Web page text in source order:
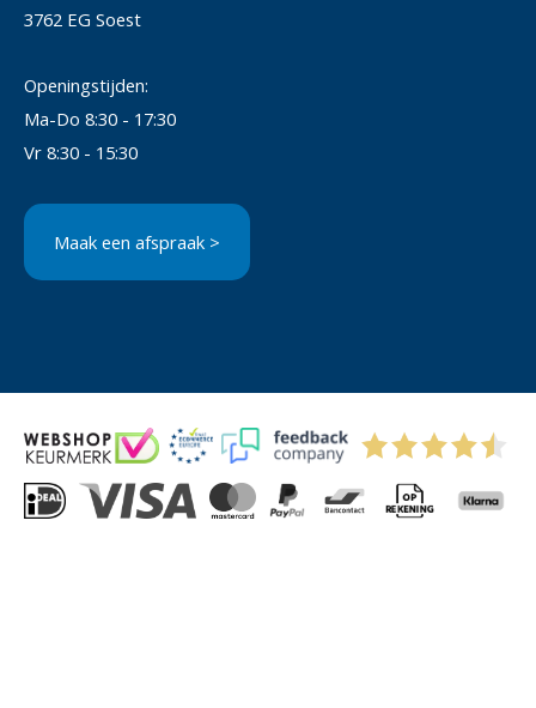
3762 EG Soest
Openingstijden:
Ma-Do 8:30 - 17:30
Vr 8:30 - 15:30
Maak een afspraak >